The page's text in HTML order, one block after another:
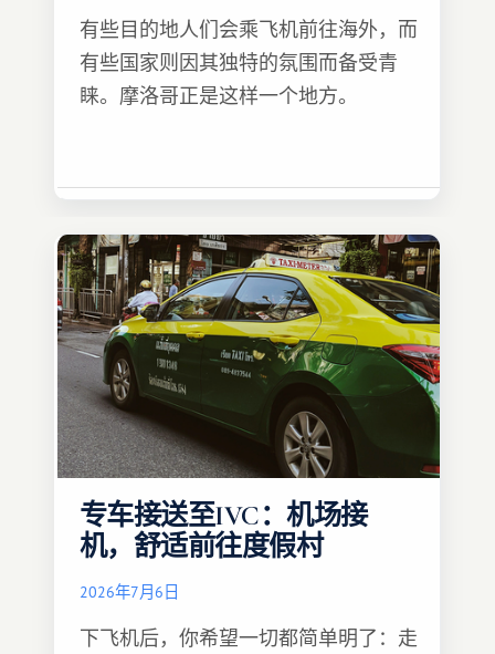
有些目的地人们会乘飞机前往海外，而
有些国家则因其独特的氛围而备受青
睐。摩洛哥正是这样一个地方。
专车接送至IVC：机场接
机，舒适前往度假村
2026年7月6日
下飞机后，你希望一切都简单明了：走